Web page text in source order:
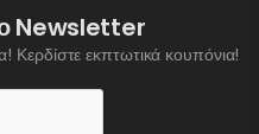
Newsletter
Κερδίστε εκπτωτικά κουπόνια!